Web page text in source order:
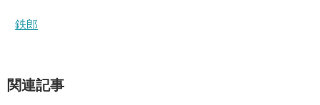
鉄郎
関連記事